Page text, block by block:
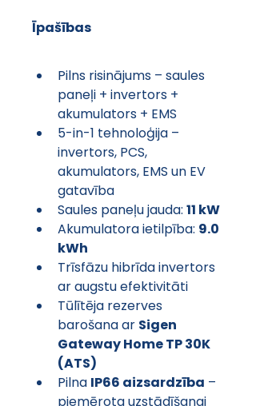
Īpašības
Pilns risinājums – saules
paneļi + invertors +
akumulators + EMS
5-in-1 tehnoloģija –
invertors, PCS,
akumulators, EMS un EV
gatavība
Saules paneļu jauda: 11 kW
Akumulatora ietilpība: 9.0
kWh
Trīsfāzu hibrīda invertors
ar augstu efektivitāti
Tūlītēja rezerves
barošana ar Sigen
Gateway Home TP 30K
(ATS)
Pilna IP66 aizsardzība –
piemērota uzstādīšanai